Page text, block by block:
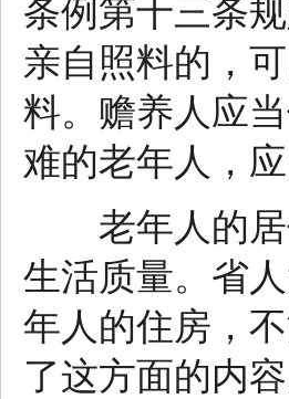
条例第十三条
亲自照料的，
料。赡养人应
难的老年人，
老年人的居
生活质量。省
年人的住房，
了这方面的内